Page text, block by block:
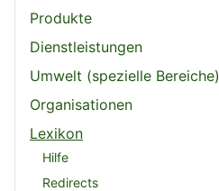
Produkte
Dienstleistungen
Umwelt (spezielle Bereiche)
Organisationen
Lexikon
Hilfe
Redirects